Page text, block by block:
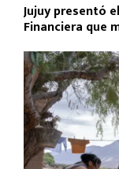
Jujuy presentó
Financiera que